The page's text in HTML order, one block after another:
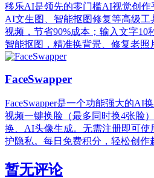
移乐AI是领先的零门槛AI视觉创作
AI文生图、智能抠图修复等高级工
视频，节省90%成本；输入文字10
智能抠图，精准换背景、修复老照
FaceSwapper
FaceSwapper是一个功能强大的AI
视频一键换脸（最多同时换4张脸
换、AI头像生成。无需注册即可使
护隐私。每日免费积分，轻松创作
暂无评论